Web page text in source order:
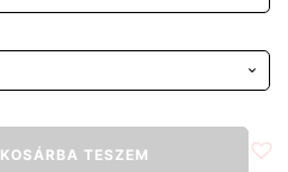
KOSÁRBA TESZEM